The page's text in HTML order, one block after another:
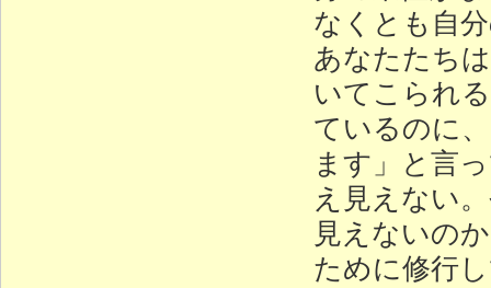
なくとも自
あなたたち
いてこられ
ているのに
ます」と言
え見えない
見えないの
ために修行